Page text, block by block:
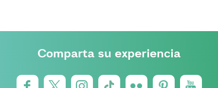
Comparta su experiencia